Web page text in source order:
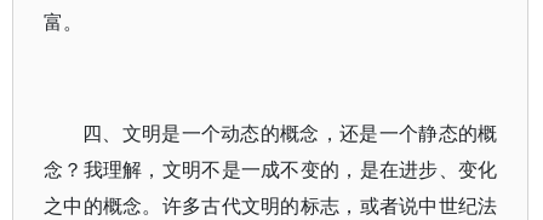
富。
四、文明是一个动态的概念，还是一个静态的概
念？我理解，文明不是一成不变的，是在进步、变化
之中的概念。许多古代文明的标志，或者说中世纪法